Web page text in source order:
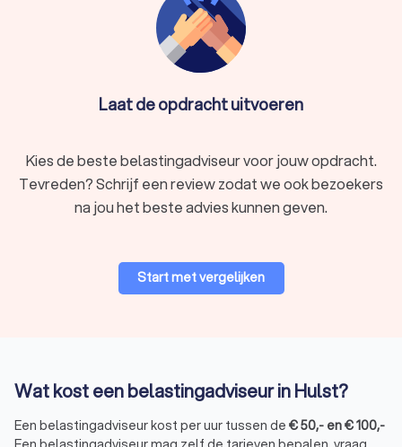
Laat de opdracht uitvoeren
Kies de beste belastingadviseur voor jouw opdracht.
Tevreden? Schrijf een review zodat we ook bezoekers
na jou het beste advies kunnen geven.
Start met vergelijken
Wat kost een belastingadviseur in Hulst?
Een belastingadviseur kost per uur tussen de €50,- en€100,-